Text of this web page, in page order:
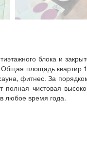
блока и
площадь квартир
фитнес. За
чистовая
любое время года.